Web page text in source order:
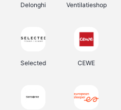
Delonghi Ventilatieshop
Selected CEWE